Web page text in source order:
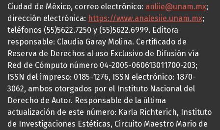
Ciudad de México, correo electrónico: anliie@unam.mx;
dirección electrónica: https://www.analesiie.unam.mx;
teléfonos (55)5622.7250 y (55)5622.6999. Editora
responsable: Claudia Garay Molina. Certificado de
Reserva de Derechos al uso Exclusivo de Difusión vía
Red de Cómputo número 04-2005-060613011700-203;
ISSN del impreso: 0185-1276, ISSN electrónico: 1870-
3062, ambos otorgados por el Instituto Nacional del
Derecho de Autor. Responsable de la última
actualización de este número: Karla Richterich, Instituto
de Investigaciones Estéticas, Circuito Maestro Mario de